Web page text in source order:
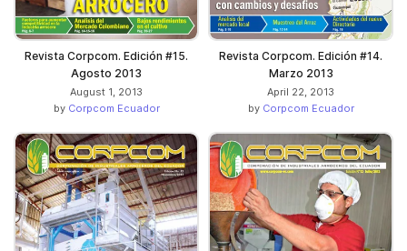
Revista Corpcom. Edición #15.
Agosto 2013
August 1, 2013
by Corpcom Ecuador
Revista Corpcom. Edición #14.
Marzo 2013
April 22, 2013
by Corpcom Ecuador